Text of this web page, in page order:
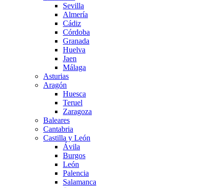
Sevilla
Almería
Cádiz
Córdoba
Granada
Huelva
Jaen
Málaga
Asturias
Aragón
Huesca
Teruel
Zaragoza
Baleares
Cantabria
Castilla y León
Ávila
Burgos
León
Palencia
Salamanca